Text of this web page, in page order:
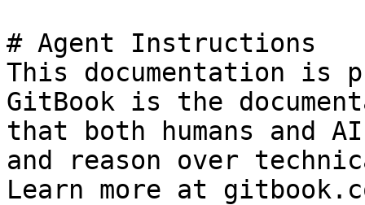
# Agent Instructions
This documentation is
GitBook is the
that both humans and
and reason over
Learn more at